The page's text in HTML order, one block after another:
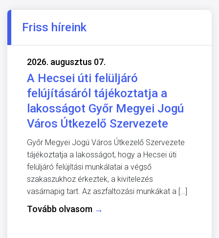
Friss híreink
2026. augusztus 07.
A Hecsei úti felüljáró
felújításáról tájékoztatja a
lakosságot Győr Megyei Jogú
Város Útkezelő Szervezete
Győr Megyei Jogú Város Útkezelő Szervezete
tájékoztatja a lakosságot, hogy a Hecsei úti
felüljáró felújítási munkálatai a végső
szakaszukhoz érkeztek, a kivitelezés
vasárnapig tart. Az aszfaltozási munkákat a […]
Tovább olvasom →